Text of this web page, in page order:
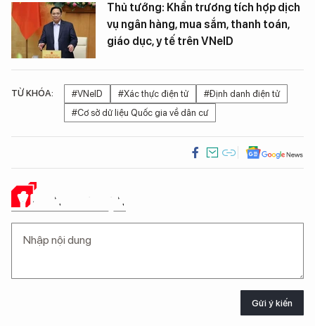
Thủ tướng: Khẩn trương tích hợp dịch
vụ ngân hàng, mua sắm, thanh toán,
giáo dục, y tế trên VNeID
TỪ KHÓA: #VNeID #Xác thực điện tử
#Định danh điện tử
#Cơ sở dữ liệu Quốc gia về dân cư
Ý KIẾN CỦA BẠN
Gửi ý kiến